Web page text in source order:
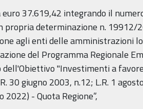
37.619,42 integrando il
propria determinazione n. 19912/
agli enti delle amministrazioni
del Programma Regionale
"Investimenti a
30 giugno 2003, n.12; L.R. 1
2022) - Quota Regione”,